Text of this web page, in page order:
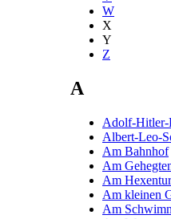
W
X
Y
Z
A
Adolf-Hitler-
Albert-Leo-
Am Bahnhof
Am
Am
Am kleinen
Am